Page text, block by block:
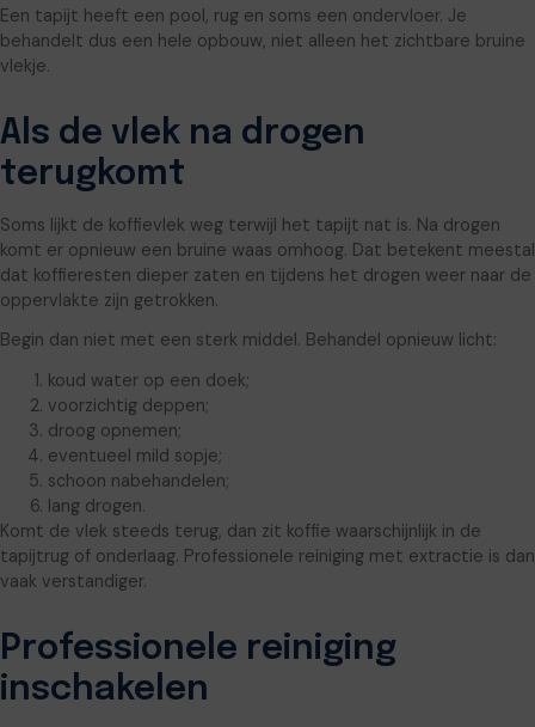
Een tapijt heeft een pool, rug en soms een ondervloer. Je
behandelt dus een hele opbouw, niet alleen het zichtbare bruine
vlekje.
Als de vlek na drogen
terugkomt
Soms lijkt de koffievlek weg terwijl het tapijt nat is. Na drogen
komt er opnieuw een bruine waas omhoog. Dat betekent meestal
dat koffieresten dieper zaten en tijdens het drogen weer naar de
oppervlakte zijn getrokken.
Begin dan niet met een sterk middel. Behandel opnieuw licht:
koud water op een doek;
voorzichtig deppen;
droog opnemen;
eventueel mild sopje;
schoon nabehandelen;
lang drogen.
Komt de vlek steeds terug, dan zit koffie waarschijnlijk in de
tapijtrug of onderlaag. Professionele reiniging met extractie is dan
vaak verstandiger.
Professionele reiniging
inschakelen